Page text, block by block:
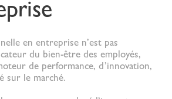
en entreprise n’est pas
du bien-être des employés,
de performance, d’innovation,
sur le marché.